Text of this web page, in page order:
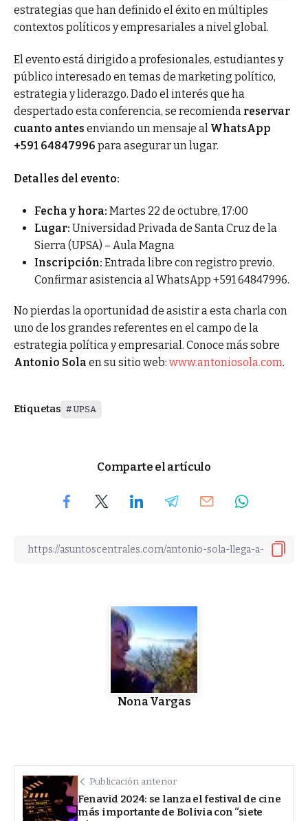
estrategias que han definido el éxito en múltiples
contextos políticos y empresariales a nivel global.
El evento está dirigido a profesionales, estudiantes y
público interesado en temas de marketing político,
estrategia y liderazgo. Dado el interés que ha
despertado esta conferencia, se recomienda reservar
cuanto antes enviando un mensaje al WhatsApp
+591 64847996 para asegurar un lugar.
Detalles del evento:
Fecha y hora: Martes 22 de octubre, 17:00
Lugar: Universidad Privada de Santa Cruz de la
Sierra (UPSA) – Aula Magna
Inscripción: Entrada libre con registro previo.
Confirmar asistencia al WhatsApp +591 64847996.
No pierdas la oportunidad de asistir a esta charla con
uno de los grandes referentes en el campo de la
estrategia política y empresarial. Conoce más sobre
Antonio Sola en su sitio web: www.antoniosola.com.
Etiquetas UPSA
Comparte el artículo
Nona Vargas
Publicación anterior
Fenavid 2024: se lanza el festival de cine
más importante de Bolivia con “siete